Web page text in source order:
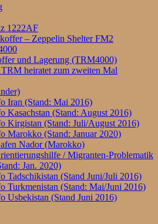
1222AF
– Zeppelin Shelter FM2
und Lagerung (TRM4000)
heiratet zum zweiten Mal
Iran (Stand: Mai 2016)
Kasachstan (Stand: August 2016)
Kirgistan (Stand: Juli/August 2016)
Marokko (Stand: Januar 2020)
Nador (Marokko)
/ Migranten-Problematik
Jan. 2020)
Tadschikistan (Stand Juni/Juli 2016)
Turkmenistan (Stand: Mai/Juni 2016)
Usbekistan (Stand Juni 2016)